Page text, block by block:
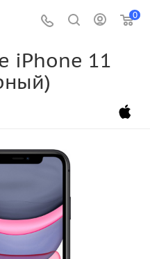
0
iPhone 11